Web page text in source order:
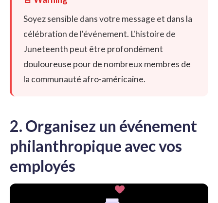
Soyez sensible dans votre message et dans la
célébration de l'événement. L'histoire de
Juneteenth peut être profondément
douloureuse pour de nombreux membres de
la communauté afro-américaine.
2. Organisez un événement
philanthropique avec vos
employés